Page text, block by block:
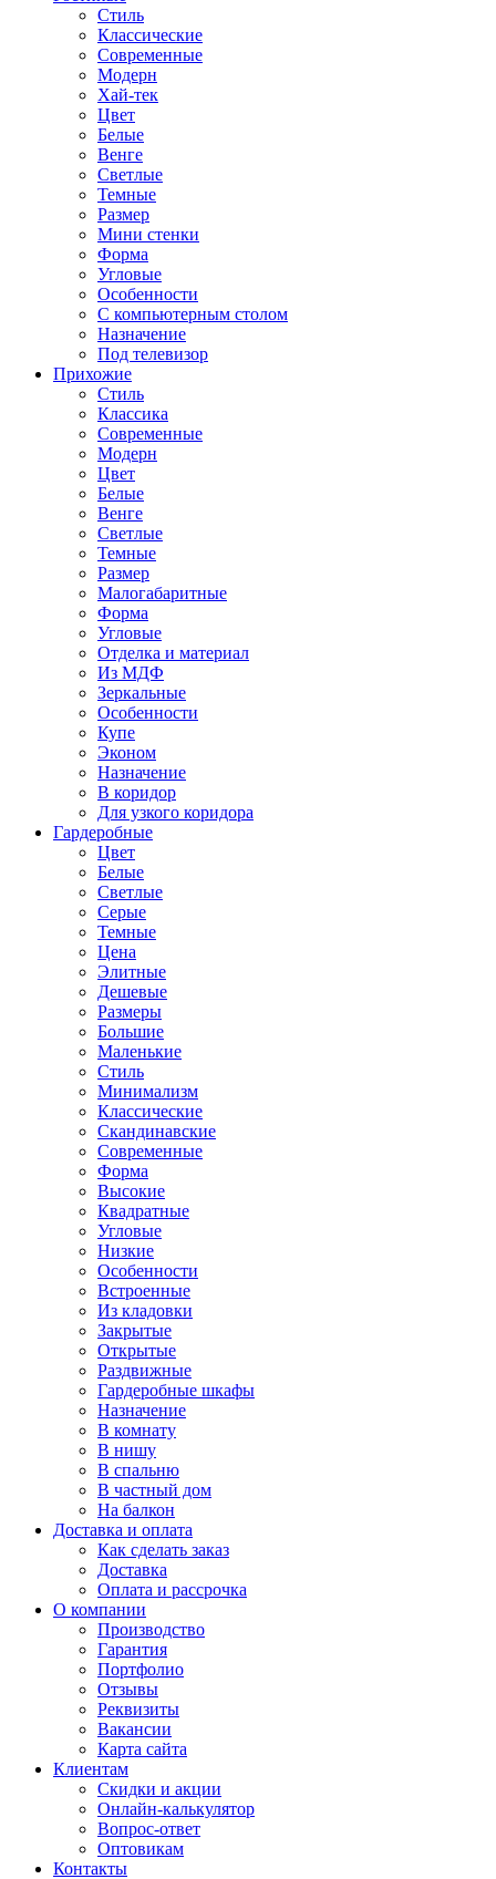
Стиль
Классические
Современные
Модерн
Хай-тек
Цвет
Белые
Венге
Светлые
Темные
Размер
Мини стенки
Форма
Угловые
Особенности
С компьютерным столом
Назначение
Под телевизор
Прихожие
Стиль
Классика
Современные
Модерн
Цвет
Белые
Венге
Светлые
Темные
Размер
Малогабаритные
Форма
Угловые
Отделка и материал
Из МДФ
Зеркальные
Особенности
Купе
Эконом
Назначение
В коридор
Для узкого коридора
Гардеробные
Цвет
Белые
Светлые
Серые
Темные
Цена
Элитные
Дешевые
Размеры
Большие
Маленькие
Стиль
Минимализм
Классические
Скандинавские
Современные
Форма
Высокие
Квадратные
Угловые
Низкие
Особенности
Встроенные
Из кладовки
Закрытые
Открытые
Раздвижные
Гардеробные шкафы
Назначение
В комнату
В нишу
В спальню
В частный дом
На балкон
Доставка и оплата
Как сделать заказ
Доставка
Оплата и рассрочка
О компании
Производство
Гарантия
Портфолио
Отзывы
Реквизиты
Вакансии
Карта сайта
Клиентам
Скидки и акции
Онлайн-калькулятор
Вопрос-ответ
Оптовикам
Контакты